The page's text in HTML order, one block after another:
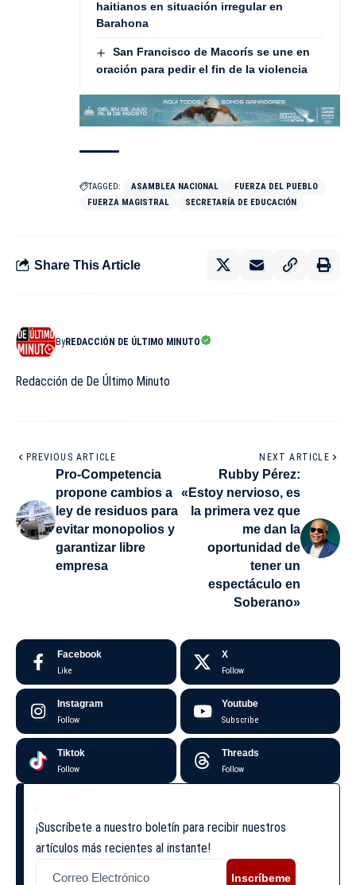
haitianos en situación irregular en
Barahona
San Francisco de Macorís se une en
oración para pedir el fin de la violencia
TAGGED: ASAMBLEA NACIONAL
FUERZA DEL PUEBLO
FUERZA MAGISTRAL
SECRETARÍA DE EDUCACIÓN
Share This Article
ByREDACCIÓN DE ÚLTIMO MINUTO
Redacción de De Último Minuto
PREVIOUS ARTICLE
Pro-Competencia
propone cambios a
ley de residuos para
evitar monopolios y
garantizar libre
empresa
NEXT ARTICLE
Rubby Pérez:
«Estoy nervioso, es
la primera vez que
me dan la
oportunidad de
tener un
espectáculo en
Soberano»
Facebook
Like
X
Follow
Instagram
Follow
Youtube
Subscribe
Tiktok
Follow
Threads
Follow
¡Suscríbete a nuestro boletín para recibir nuestros
artículos más recientes al instante!
Inscríbeme